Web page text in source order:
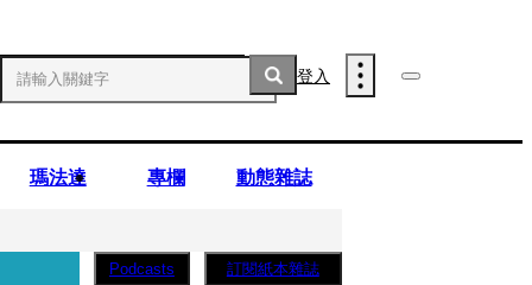
登入
瑪法達 專欄 動態雜誌
Podcasts 訂閱紙本雜誌